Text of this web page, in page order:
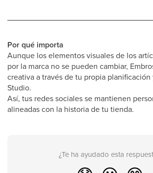
Por qué importa
Aunque los elementos visuales de los
por la marca no se pueden cambiar,
creativa a través de tu propia planificación
Studio.
Así, tus redes sociales se mantienen
alineadas con la historia de tu tienda.
¿Te ha ayudado esta